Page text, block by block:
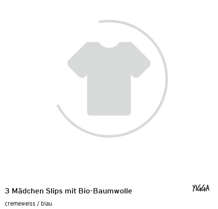
3 Mädchen Slips mit Bio-Baumwolle
cremeweiss / blau